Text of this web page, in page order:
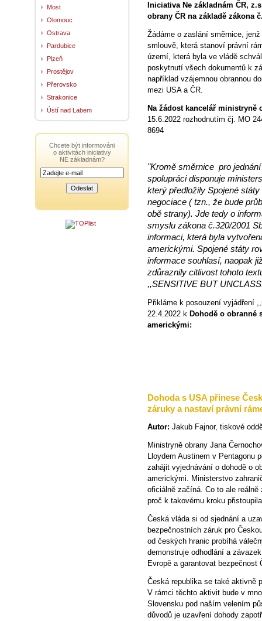
Iniciativa Ne základnám ČR,
obrany ČR na základě zákona
Žádáme o zaslání směrnice,
smlouvě, která stanoví právní
území, která byla ve vládě
poskytnutí všech dokumentů k
například vzájemnou obrannou
mezi USA a ČR.
Na žádost kancelář ministryně
15.6.2022 rozhodnutím čj. MO
8694
"Kromě směrnice pro
spolupráci disponuje
který předložily Spojené
negociace ( tzn., že bude
obě strany). Jde tedy o
smyslu zákona č.320/2001
informaci, která byla
americkými. Spojené státy
informace souhlasí, naopak
zdůraznily citlivost tohoto
,,SENSITIVE BUT
Přikláme k posouzení vyjádření
22.4.2022 k Dohodě o obranné
americkými:
Dohoda s USA přinese
záruky a nastaví právní
Autor: Jakub Fajnor, tiskové
Ministryně obrany Jana
Lloydem Austinem v Pentagonu
zahájit vyjednávání o dohodě o
americkými. Ministerstvo
oficiálně začíná. Co to ale reálně
proč k takovému kroku
Česká vláda si od sjednání a
bezpečnostních záruk pro
od českých hranic probíhá
demonstruje odhodlání a
Evropě a garantovat bezpečnost
Česká republika se také aktivně
V rámci těchto aktivit bude v
Slovensku pod naším velením
důvodů je uzavření dohody
Most
Olomouc
Ostrava
Pardubice
Plzeň
Prostějov
Přerovsko
Strakonice
Ústí nad Labem
Chcete být informováni
o aktivitách iniciativy
NE základnám?